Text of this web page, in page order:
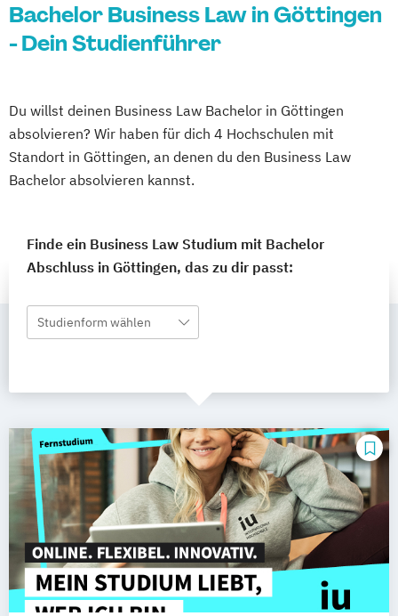
Bachelor Business Law in Göttingen
- Dein Studienführer
Du willst deinen Business Law Bachelor in Göttingen
absolvieren? Wir haben für dich 4 Hochschulen mit
Standort in Göttingen, an denen du den Business Law
Bachelor absolvieren kannst.
Finde ein Business Law Studium mit Bachelor
Abschluss in Göttingen, das zu dir passt:
Studienform wählen